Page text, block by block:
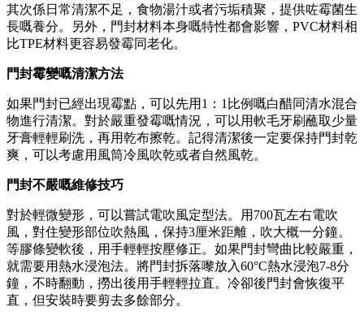
其次係日常清潔不足，食物湯汁或者污垢積聚，提供咗霉菌生
長嘅養分。另外，門封材料本身嘅特性都會影響，PVC材料相
比TPE材料更容易發霉同老化。
門封霉變嘅清潔方法
如果門封已經出現霉點，可以先用1：1比例嘅白醋同清水混合
物進行清潔。對於嚴重發霉嘅情況，可以用軟毛牙刷蘸取少量
牙膏輕輕刷洗，再用乾布擦乾。記得清潔後一定要保持門封乾
爽，可以考慮用風筒冷風吹乾或者自然風乾。
門封不嚴嘅維修技巧
對於輕微變形，可以嘗試電吹風定型法。用700瓦左右電吹
風，對住變形部位吹熱風，保持3厘米距離，吹大概一分鐘。
等膠條變軟後，用手輕輕按壓修正。如果門封彎曲比較嚴重，
就需要用熱水浸泡法。將門封拆落嚟放入60°C熱水浸泡7-8分
鐘，不時翻動，撈出後用手輕輕拉直。冷卻後門封會恢復平
直，但安裝時要剪去多餘部分。